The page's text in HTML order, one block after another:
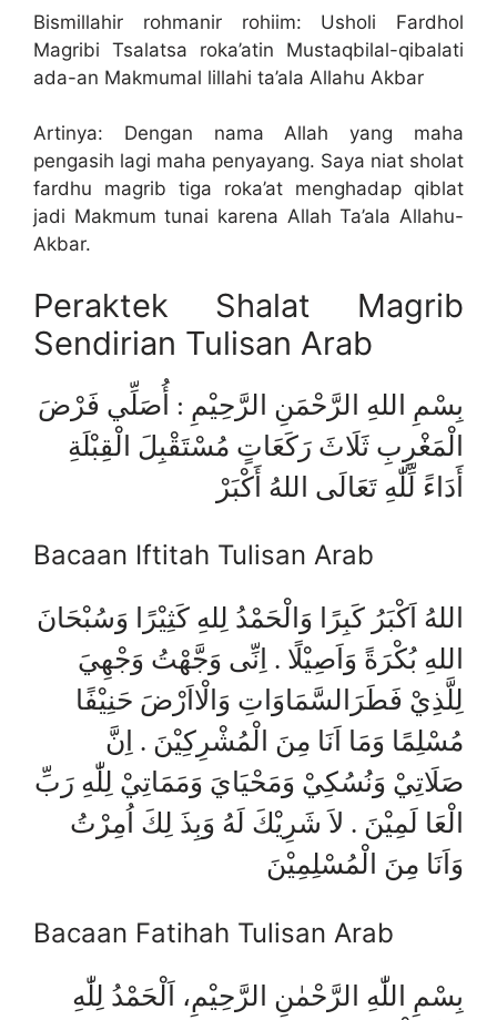
Bismillahir rohmanir rohiim: Usholi Fardhol
Magribi Tsalatsa roka’atin Mustaqbilal-qibalati
ada-an Makmumal lillahi ta’ala Allahu Akbar
Artinya: Dengan nama Allah yang maha
pengasih lagi maha penyayang. Saya niat sholat
fardhu magrib tiga roka’at menghadap qiblat
jadi Makmum tunai karena Allah Ta’ala Allahu-
Akbar.
Peraktek Shalat Magrib
Sendirian Tulisan Arab
بِسْمِ اللهِ الرَّحْمَنِ الرَّحِيْمِ : أُصَلِّي فَرْضَ
الْمَغْرِبِ ثَلَاثَ رَكَعَاتٍ مُسْتَقْبِلَ الْقِبْلَةِ
أَدَاءً لِّلّٰهِ تَعَالَى اللهُ أَكْبَرْ
Bacaan Iftitah Tulisan Arab
اللهُ اَكْبَرُ كَبِرًا وَالْحَمْدُ لِلهِ كَثِيْرًا وَسُبْحَانَ
اللهِ بُكْرَةً وَاَصِيْلًا . اِنِّى وَجَّهْتُ وَجْهِيَ
لِلَّذِيْ فَطَرَالسَّمَاوَاتِ وَالْااَرْضَ حَنِيْفًا
مُسْلِمًا وَمَا اَنَا مِنَ الْمُشْرِكِيْنَ . اِنَّ
صَلَاتِيْ وَنُسُكِيْ وَمَحْيَايَ وَمَمَاتِيْ لِلّٰهِ رَبِّ
الْعَا لَمِيْنَ . لاَ شَرِيْكَ لَهُ وَبِذَ لِكَ اُمِرْتُ
وَاَنَا مِنَ الْمُسْلِمِيْنَ
Bacaan Fatihah Tulisan Arab
بِسْمِ اللّٰهِ الرَّحْمٰنِ الرَّحِيْمِ، اَلْحَمْدُ لِلّٰهِ